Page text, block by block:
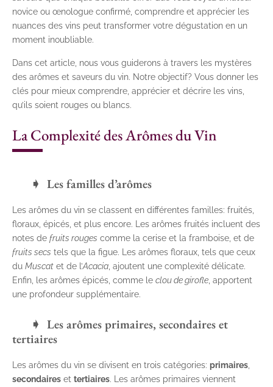
novice ou œnologue confirmé, comprendre et apprécier les
nuances des vins peut transformer votre dégustation en un
moment inoubliable.
Dans cet article, nous vous guiderons à travers les mystères
des arômes et saveurs du vin. Notre objectif? Vous donner les
clés pour mieux comprendre, apprécier et décrire les vins,
qu’ils soient rouges ou blancs.
La Complexité des Arômes du Vin
Les familles d’arômes
Les arômes du vin se classent en différentes familles: fruités,
floraux, épicés, et plus encore. Les arômes fruités incluent des
notes de fruits rouges comme la cerise et la framboise, et de
fruits secs tels que la figue. Les arômes floraux, tels que ceux
du Muscat et de l’Acacia , ajoutent une complexité délicate.
Enfin, les arômes épicés, comme le clou de girofle , apportent
une profondeur supplémentaire.
Les arômes primaires, secondaires et
tertiaires
Les arômes du vin se divisent en trois catégories: primaires
secondaires et tertiaires. Les arômes primaires viennent